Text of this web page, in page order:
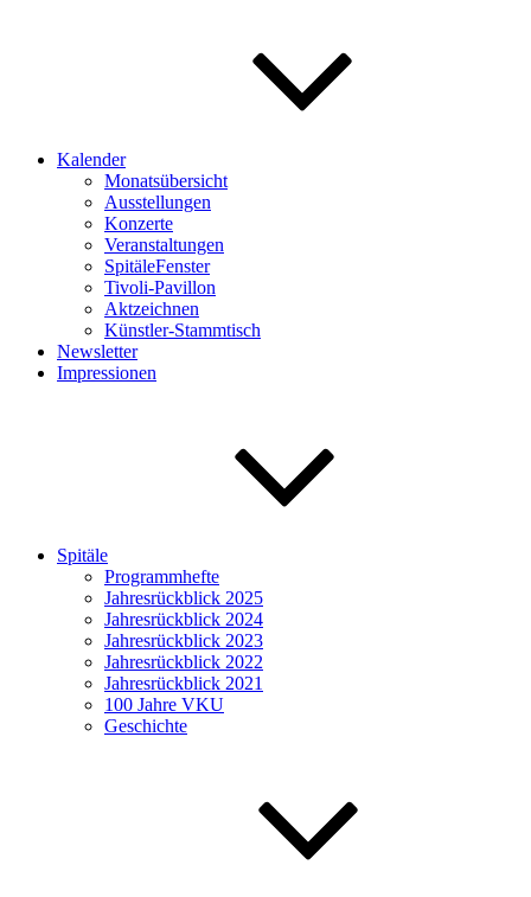
Kalender
Monatsübersicht
Ausstellungen
Konzerte
Veranstaltungen
SpitäleFenster
Tivoli-Pavillon
Aktzeichnen
Künstler-Stammtisch
Newsletter
Impressionen
Spitäle
Programmhefte
Jahresrückblick 2025
Jahresrückblick 2024
Jahresrückblick 2023
Jahresrückblick 2022
Jahresrückblick 2021
100 Jahre VKU
Geschichte